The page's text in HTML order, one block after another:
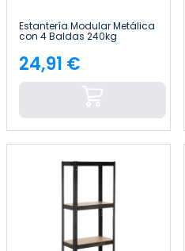
Estantería Modular Metálica
con 4 Baldas 240kg
60x30x148cm Thinia Home
Precio
24,91 €